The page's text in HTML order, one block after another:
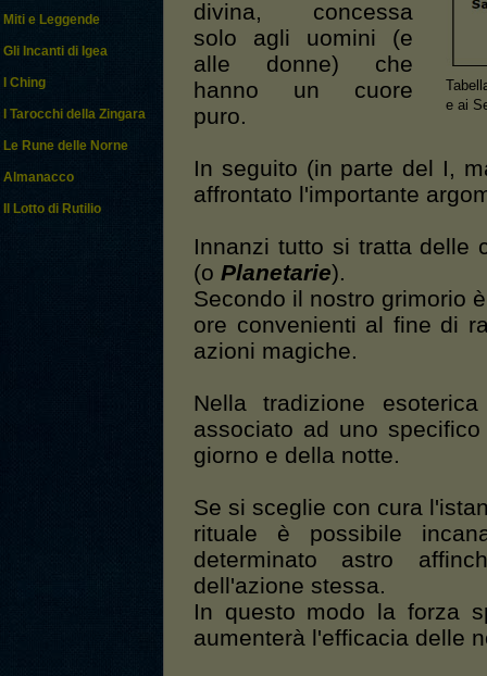
Miti e Leggende
Gli Incanti di Igea
I Ching
I Tarocchi della Zingara
Le Rune delle Norne
Almanacco
Il Lotto di Rutilio
e ai
divina, concessa
solo agli uomini (e
alle donne) che
hanno un cuore
puro.
In seguito (in parte del I,
affrontato l'importante
Innanzi tutto si tratta delle
(o Planetarie).
Secondo il nostro grimorio
ore convenienti al fine di
azioni magiche.
Nella tradizione
associato ad uno
giorno e della notte.
Se si sceglie con cura
rituale è possibile
determinato astro
dell'azione stessa.
In questo modo la forza
aumenterà l'efficacia delle